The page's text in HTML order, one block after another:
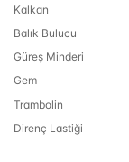
Kalkan
Balık Bulucu
Güreş Minderi
Gem
Trambolin
Direnç Lastiği